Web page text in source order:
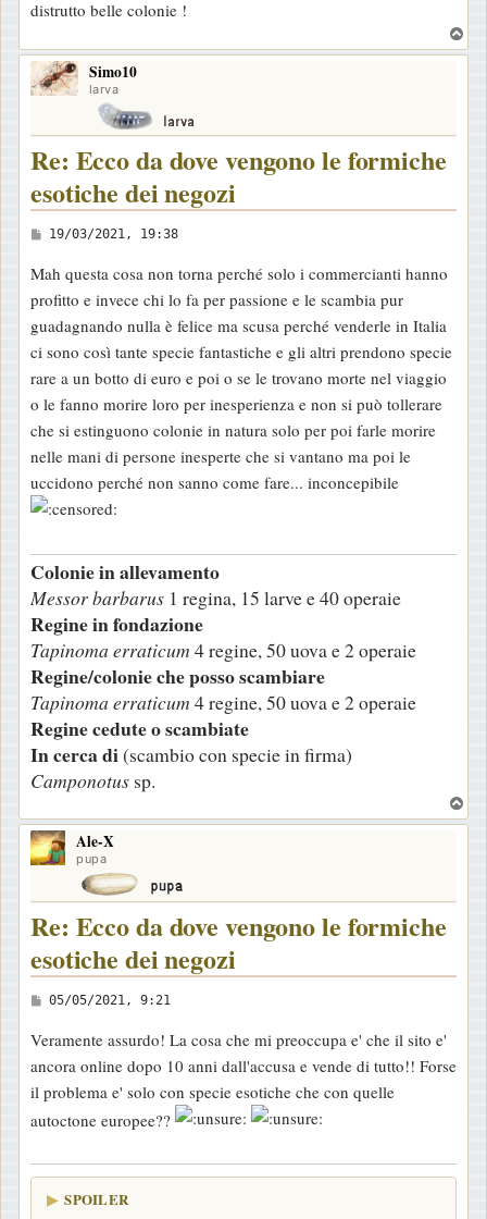
g
g
i
o
distrutto belle colonie !
o
Simo10
larva
Re: Ecco da dove vengono le formiche
esotiche dei negozi
M
s
s
a
g
g
i
o
19/03/2021, 19:38
Mah questa cosa non torna perché solo i commercianti hanno
profitto e invece chi lo fa per passione e le scambia pur
guadagnando nulla è felice ma scusa perché venderle in Italia
ci sono così tante specie fantastiche e gli altri prendono specie
rare a un botto di euro e poi o se le trovano morte nel viaggio
o le fanno morire loro per inesperienza e non si può tollerare
che si estinguono colonie in natura solo per poi farle morire
nelle mani di persone inesperte che si vantano ma poi le
uccidono perché non sanno come fare... inconcepibile
Colonie in allevamento
Messor barbarus 1 regina, 15 larve e 40 operaie
Regine in fondazione
Tapinoma erraticum 4 regine, 50 uova e 2 operaie
Regine/colonie che posso scambiare
Tapinoma erraticum 4 regine, 50 uova e 2 operaie
Regine cedute o scambiate
In cerca di(scambio con specie in firma)
Camponotus sp.
o
Ale-X
pupa
Re: Ecco da dove vengono le formiche
esotiche dei negozi
M
s
s
a
g
i
o
05/05/2021, 9:21
Veramente assurdo! La cosa che mi preoccupa e' che il sito e'
ancora online dopo 10 anni dall'accusa e vende di tutto!! Forse
il problema e' solo con specie esotiche che con quelle
autoctone europee??
SPOILER